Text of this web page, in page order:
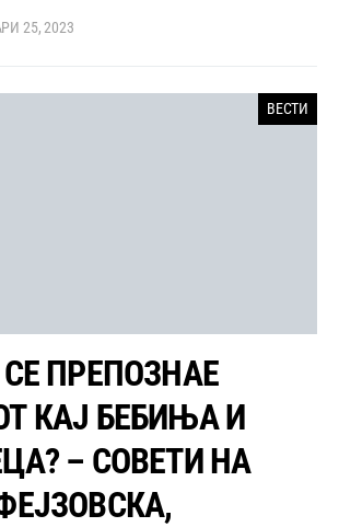
25, 2023
ВЕСТИ
ПРЕПОЗНАЕ
КАЈ БЕБИЊА И
– СОВЕТИ НА